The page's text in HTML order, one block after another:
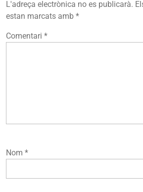
L'adreça electrònica no es publicarà.
estan marcats amb *
Comentari *
Nom *